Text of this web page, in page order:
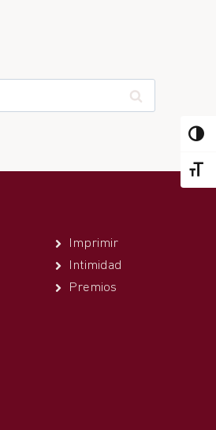
Imprimir
Intimidad
Premios